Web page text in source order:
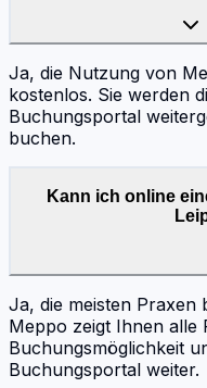
Ja, die Nutzung von
kostenlos. Sie werden
Buchungsportal
buchen.
Kann ich online
Ja, die meisten Praxen
Meppo zeigt Ihnen alle
Buchungsmöglichkeit
Buchungsportal weiter.